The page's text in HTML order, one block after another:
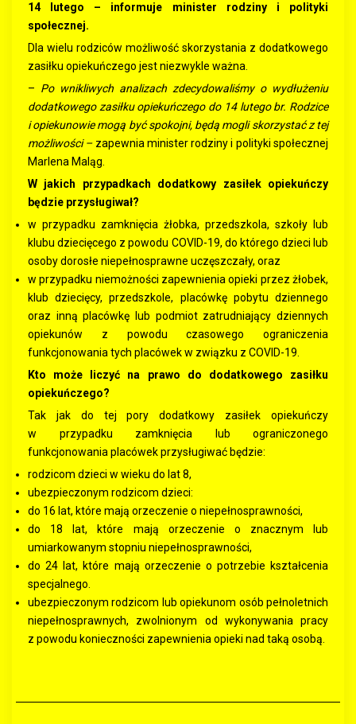
14 lutego – informuje minister rodziny i polityki
społecznej.
Dla wielu rodziców możliwość skorzystania z dodatkowego
zasiłku opiekuńczego jest niezwykle ważna.
– Po wnikliwych analizach zdecydowaliśmy o wydłużeniu
dodatkowego zasiłku opiekuńczego do 14 lutego br. Rodzice
i opiekunowie mogą być spokojni, będą mogli skorzystać z tej
możliwości –zapewnia minister rodziny i polityki społecznej
Marlena Maląg.
W jakich przypadkach dodatkowy zasiłek opiekuńczy
będzie przysługiwał?
w przypadku zamknięcia żłobka, przedszkola, szkoły lub
klubu dziecięcego z powodu COVID-19, do którego dzieci lub
osoby dorosłe niepełnosprawne uczęszczały, oraz
w przypadku niemożności zapewnienia opieki przez żłobek,
klub dziecięcy, przedszkole, placówkę pobytu dziennego
oraz inną placówkę lub podmiot zatrudniający dziennych
opiekunów z powodu czasowego ograniczenia
funkcjonowania tych placówek w związku z COVID-19.
Kto może liczyć na prawo do dodatkowego zasiłku
opiekuńczego?
Tak jak do tej pory dodatkowy zasiłek opiekuńczy
w przypadku zamknięcia lub ograniczonego
funkcjonowania placówek przysługiwać będzie:
rodzicom dzieci w wieku do lat 8,
ubezpieczonym rodzicom dzieci:
do 16 lat, które mają orzeczenie o niepełnosprawności,
do 18 lat, które mają orzeczenie o znacznym lub
umiarkowanym stopniu niepełnosprawności,
do 24 lat, które mają orzeczenie o potrzebie kształcenia
specjalnego.
ubezpieczonym rodzicom lub opiekunom osób pełnoletnich
niepełnosprawnych, zwolnionym od wykonywania pracy
z powodu konieczności zapewnienia opieki nad taką osobą.